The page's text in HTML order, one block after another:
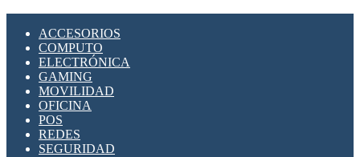
SUPRESOR DE TRANSIENTES SPDS PARA
APLICACIONES FOTOVOLTAICAS
ACCESORIOS
COMPUTO
ELECTRÓNICA
GAMING
MOVILIDAD
OFICINA
POS
REDES
SEGURIDAD